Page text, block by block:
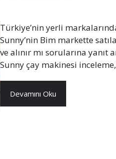
Türkiye’nin yerli
Sunny’nin Bim markette
ve alınır mı sorularına yanıt
Sunny çay makinesi
Devamını Oku